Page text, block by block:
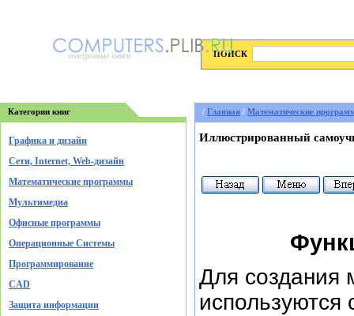
электронные книги ПОИСК
Категории книг
Графика и дизайн
Cети, Internet, Web-дизайн
Математические программы
Мультимедиа
Офисные программы
Операционные Системы
Программирование
CAD
Защита информации
/ Главная / Математические
Иллюстрированный
Для создания